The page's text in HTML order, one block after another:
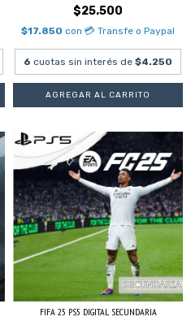
$25.500
$17.850 con 💳 Transfe o Paypal
6 cuotas sin interés de $4.250
FIFA 25 PS5 DIGITAL SECUNDARIA